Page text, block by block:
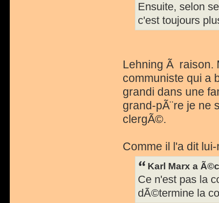
Ensuite, selon
c'est toujours
Lehning Ã raison.
communiste qui a
grandi dans une
grand-pÃ¨re je ne
clergÃ©.
Comme il l'a dit
Karl Marx a
Ce n'est pas la
dÃ©termine la